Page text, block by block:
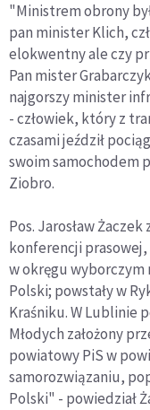
"Ministrem obrony
pan minister Klich,
elokwentny ale czy
Pan mister
najgorszy minister
- człowiek, który z
czasami jeździł
swoim samochodem
Ziobro.
Pos. Jarosław
konferencji prasowej,
w okręgu wyborczym
Polski; powstały w
Kraśniku. W Lublinie
Młodych założony
powiatowy PiS w
samorozwiązaniu,
Polski" - powiedział